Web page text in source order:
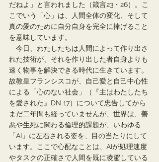
だねよ」と言われました（箴言23・26）。こ
こでいう「心」は、人間全体の変化、そして
真の愛のために自分自身を完全に捧げること
を意味しています。
今日、わたしたちは人間によって作り出さ
れた技術が、それを作り出した者自身よりも
速く物事を解決できる時代に生きています。
故教皇フランシスコが、自己愛と自己中心性
による「心のない社会」（『主はわたしたち
を愛された』DN 17）について忠告してから
まだ二年間も経っていませんが、世界は、善
悪や生死に関わる倫理的課題が、いわゆる
「AI」に左右される姿を、目の当たりにして
います。ここで心配なことは、AIが処理速度
やタスクの正確さで人間を既に凌駕している